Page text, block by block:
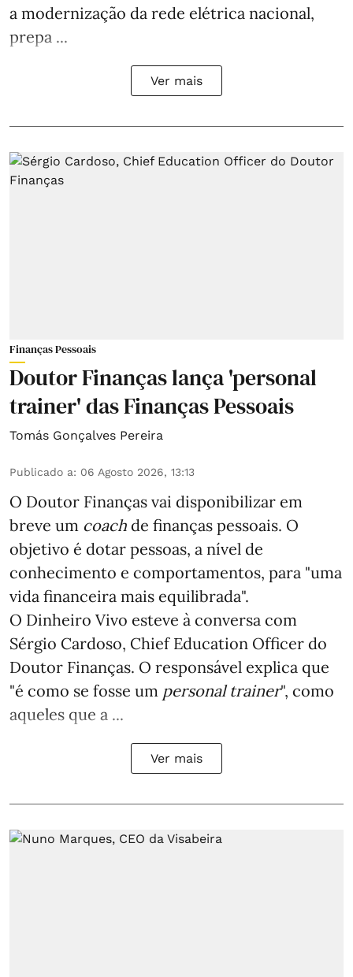
a modernização da rede elétrica nacional,
prepa ...
Ver mais
Finanças Pessoais
Doutor Finanças lança 'personal
trainer' das Finanças Pessoais
Tomás Gonçalves Pereira
Publicado a: 06 Agosto 2026, 13:13
O Doutor Finanças vai disponibilizar em
breve um coach de finanças pessoais. O
objetivo é dotar pessoas, a nível de
conhecimento e comportamentos, para "uma
vida financeira mais equilibrada".
O Dinheiro Vivo esteve à conversa com
Sérgio Cardoso, Chief Education Officer do
Doutor Finanças. O responsável explica que
"é como se fosse um personal trainer", como
aqueles que a ...
Ver mais